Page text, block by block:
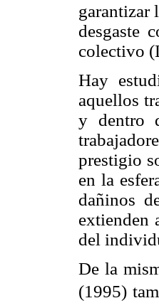
garantizar
desgaste
colectivo
Hay
aquellos
y dentro
prestigio
en la
dañinos
extienden
del
De la
(1995)